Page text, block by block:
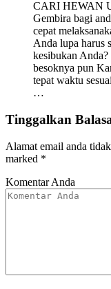
CARI HEWAN
Gembira bagi
cepat
Anda lupa harus
kesibukan
besoknya pun
tepat waktu
…
Tinggalkan
Alamat email anda
marked *
Komentar Anda